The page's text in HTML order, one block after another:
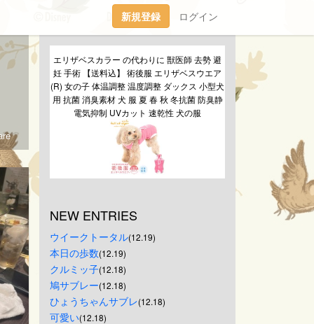
新規登録 ログイン
エリザベスカラー の代わりに 獣医師 去勢 避
妊 手術 【送料込】 術後服 エリザベスウエア
(R) 女の子 体温調整 温度調整 ダックス 小型犬
用 抗菌 消臭素材 犬 服 夏 春 秋 冬抗菌 防臭静
電気抑制 UVカット 速乾性 犬の服
NEW ENTRIES
ウイークトータル(12.19)
本日の歩数(12.19)
クルミッ子(12.18)
鳩サブレー(12.18)
ひょうちゃんサブレ(12.18)
可愛い(12.18)